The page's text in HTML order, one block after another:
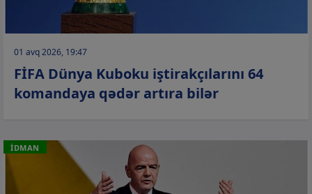
01 avq 2026, 19:47
FİFA Dünya Kuboku iştirakçılarını 64
komandaya qədər artıra bilər
İDMAN